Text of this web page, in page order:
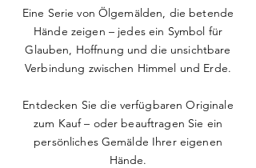
Eine Serie von Ölgemälden, die betende
Hände zeigen – jedes ein Symbol für
Glauben, Hoffnung und die unsichtbare
Verbindung zwischen Himmel und Erde.
Entdecken Sie die verfügbaren Originale
zum Kauf – oder beauftragen Sie ein
persönliches Gemälde Ihrer eigenen
Hände.